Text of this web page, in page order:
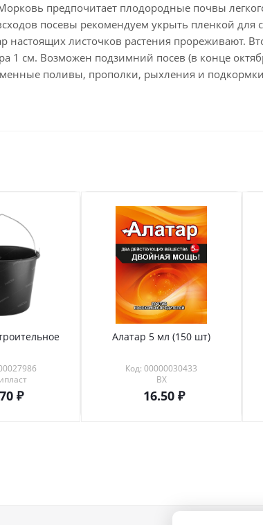
предпочитает плодородные почвы
посевы рекомендуем укрыть пленкой для
настоящих листочков растения прореживают.
1 см. Возможен подзимний посев (в конце
поливы, прополки, рыхления и подкормки
Алатар 5 мл (150 шт)
Код: 00000030433
ВХ
16.50